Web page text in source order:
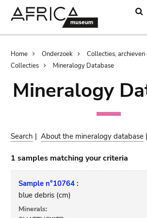
Breadcrumb
Home Onderzoek
Collecties,
Collecties
Mineralogy Database
Mineralogy
Search |About the mineralogy database |
1 samples matching your criteria
Sample n°10764 :
blue debris (cm)
Minerals: